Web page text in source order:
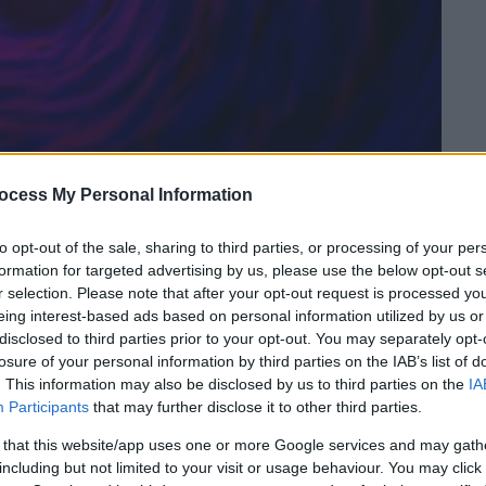
My Personal Information
opt-out of the sale, sharing to third parties, or processing of your
for targeted advertising by us, please use the below opt-out
selection. Please note that after your opt-out request is processed
interest-based ads based on personal information utilized by us
to third parties prior to your opt-out. You may separately
of your personal information by third parties on the IAB’s list of
This information may also be disclosed by us to third parties on the
Participants that may further disclose it to other third parties.
that this website/app uses one or more Google services and may
but not limited to your visit or usage behaviour. You may
το ΕΘΝΟΣ στη Google
αλλάζει τα όσα γνωρίζουμε μέχρι
για «υπερμεγέθη» μαύρη τρύπα
μάζα του Ήλιου.
και τα αέριο ενός νάνου γαλαξία και
γνώσεις για το μέγεθος και την